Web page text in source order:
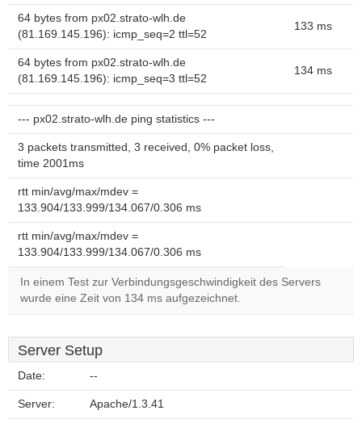
64 bytes from px02.strato-wlh.de
(81.169.145.196): icmp_seq=2 ttl=52
133 ms
64 bytes from px02.strato-wlh.de
(81.169.145.196): icmp_seq=3 ttl=52
134 ms
--- px02.strato-wlh.de ping statistics ---
3 packets transmitted, 3 received, 0% packet loss,
time 2001ms
rtt min/avg/max/mdev =
133.904/133.999/134.067/0.306 ms
rtt min/avg/max/mdev =
133.904/133.999/134.067/0.306 ms
In einem Test zur Verbindungsgeschwindigkeit des Servers
wurde eine Zeit von 134 ms aufgezeichnet.
Server Setup
Date: --
Server: Apache/1.3.41